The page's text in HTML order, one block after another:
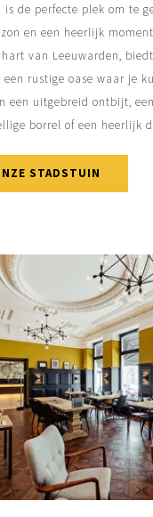
is de perfecte plek om te
en een heerlijk
van Leeuwarden,
een rustige oase waar je
een uitgebreid ontbijt,
borrel of een heerlijk
STADSTUIN